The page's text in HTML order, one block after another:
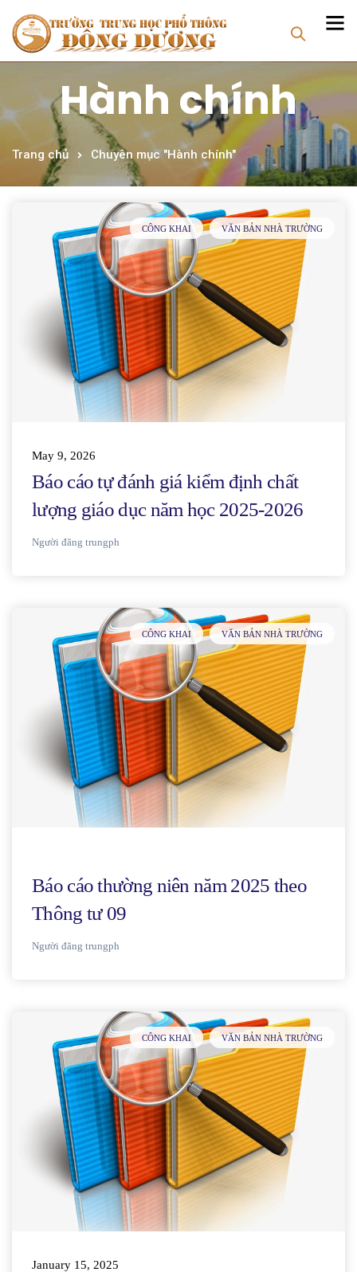
Hành chính
Trang chủ Chuyên mục "Hành chính"
CÔNG KHAI VĂN BẢN NHÀ TRƯỜNG
May 9, 2026
Báo cáo tự đánh giá kiểm định chất
lượng giáo dục năm học 2025-2026
Người đăng trungph
CÔNG KHAI VĂN BẢN NHÀ TRƯỜNG
Báo cáo thường niên năm 2025 theo
Thông tư 09
Người đăng trungph
CÔNG KHAI VĂN BẢN NHÀ TRƯỜNG
January 15, 2025